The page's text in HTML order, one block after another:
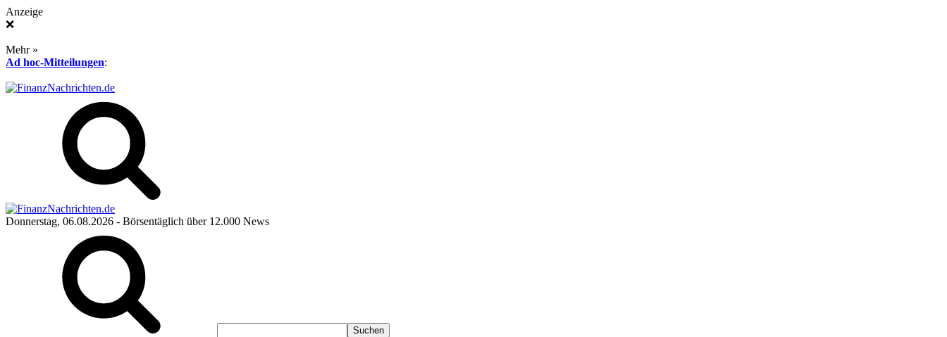
Anzeige
❌
Mehr »
Ad hoc-Mitteilungen:
Donnerstag, 06.08.2026 - Börsentäglich über 12.000 News